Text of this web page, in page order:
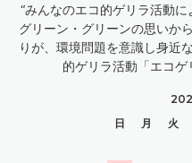
“みんなのエコ的ゲリラ活動に
グリーン・グリーンの思いか
りが、環境問題を意識し身近
的ゲリラ活動「エコ
日
月 火